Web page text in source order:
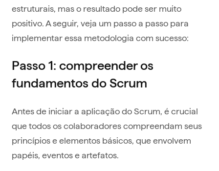
estruturais, mas o resultado pode ser muito
positivo. A seguir, veja um passo a passo para
implementar essa metodologia com sucesso:
Passo 1: compreender os
fundamentos do Scrum
Antes de iniciar a aplicação do Scrum, é crucial
que todos os colaboradores compreendam seus
princípios e elementos básicos, que envolvem
papéis, eventos e artefatos.